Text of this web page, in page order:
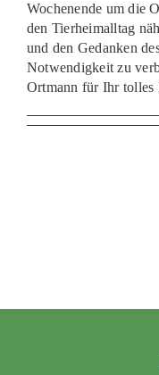
Wochenende um die
den Tierheimalltag
und den Gedanken
Notwendigkeit zu
Ortmann für Ihr tolles